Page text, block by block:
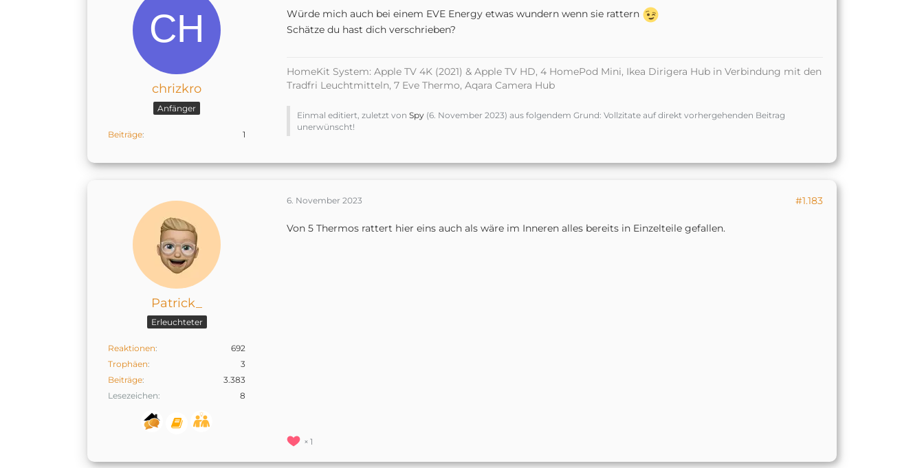
chrizkro
Anfänger
Beiträge 1
Würde mich auch bei einem EVE Energy etwas wundern wenn sie rattern
Schätze du hast dich verschrieben?
HomeKit System: Apple TV 4K (2021) & Apple TV HD, 4 HomePod Mini, Ikea Dirigera Hub in Verbindung mit den
Tradfri Leuchtmitteln, 7 Eve Thermo, Aqara Camera Hub
Einmal editiert, zuletzt von Spy (6. November 2023) aus folgendem Grund: Vollzitate auf direkt vorhergehenden Beitrag
unerwünscht!
Patrick_
Erleuchteter
Reaktionen
692
Trophäen
3
Beiträge
3.383
Lesezeichen
8
6. November 2023 #1.183
Von 5 Thermos rattert hier eins auch als wäre im Inneren alles bereits in Einzelteile gefallen.
1